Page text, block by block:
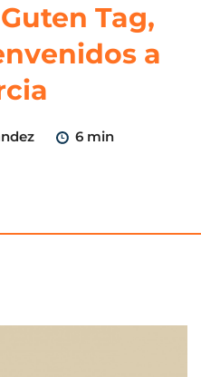
Tag,
a
6 min